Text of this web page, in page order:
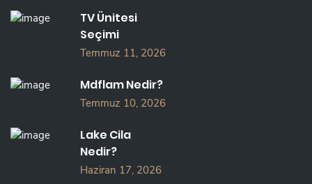
TV Ünitesi
Seçimi
Temmuz 11, 2026
Mdflam Nedir?
Temmuz 10, 2026
Lake Cila
Nedir?
Haziran 17, 2026